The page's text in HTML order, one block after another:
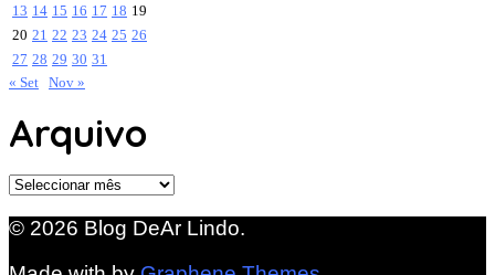
13 14 15 16 17 18 19
20 21 22 23 24 25 26
27 28 29 30 31
« Set Nov »
Arquivo
Arquivo
© 2026 Blog DeAr Lindo.